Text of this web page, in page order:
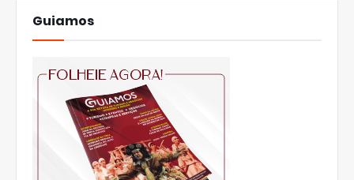
Guiamos